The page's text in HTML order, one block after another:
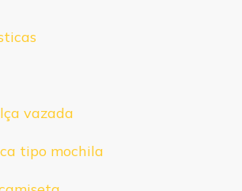
vazada
tipo mochila